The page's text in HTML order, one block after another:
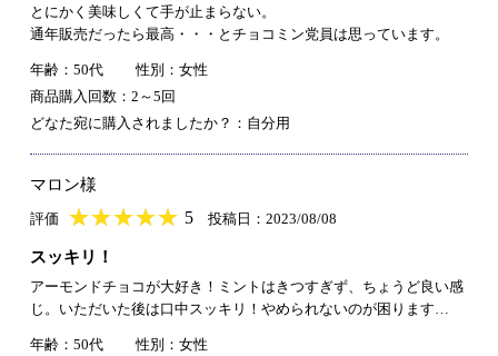
とにかく美味しくて手が止まらない。
通年販売だったら最高・・・とチョコミン党員は思っています。
年齢：50代
性別：女性
商品購入回数：2～5回
どなた宛に購入されましたか？：自分用
マロン様
評価 ★★★★★
★★★★★ 5 投稿日：2023/08/08
スッキリ！
アーモンドチョコが大好き！ミントはきつすぎず、ちょうど良い感
じ。いただいた後は口中スッキリ！やめられないのが困ります…
年齢：50代
性別：女性